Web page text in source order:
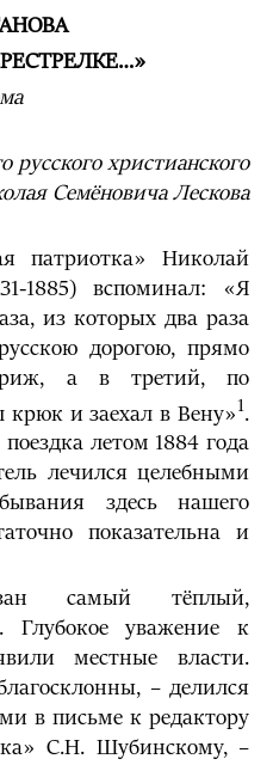
русского христианского
Семёновича Лескова
патриотка» Николай
1885) вспоминал: «Я
из которых два раза
дорогою, прямо
а в третий, по
крюк и заехал в Вену»1.
летом 1884 года
лечился целебными
здесь нашего
показательна и
самый тёплый,
Глубокое уважение к
местные власти.
– делился
в письме к редактору
С.Н. Шубинскому, –